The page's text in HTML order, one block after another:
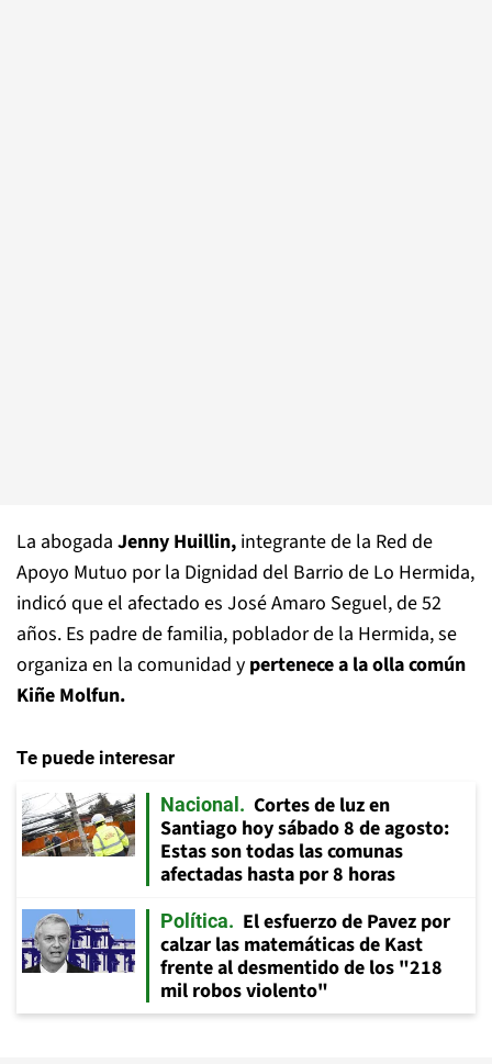
La abogada Jenny Huillin, integrante de la Red de
Apoyo Mutuo por la Dignidad del Barrio de Lo Hermida,
indicó que el afectado es José Amaro Seguel, de 52
años. Es padre de familia, poblador de la Hermida, se
organiza en la comunidad y pertenece a la olla común
Kiñe Molfun.
Te puede interesar
Nacional
Cortes de luz en
Santiago hoy sábado 8 de agosto:
Estas son todas las comunas
afectadas hasta por 8 horas
Política
El esfuerzo de Pavez por
calzar las matemáticas de Kast
frente al desmentido de los "218
mil robos violento"